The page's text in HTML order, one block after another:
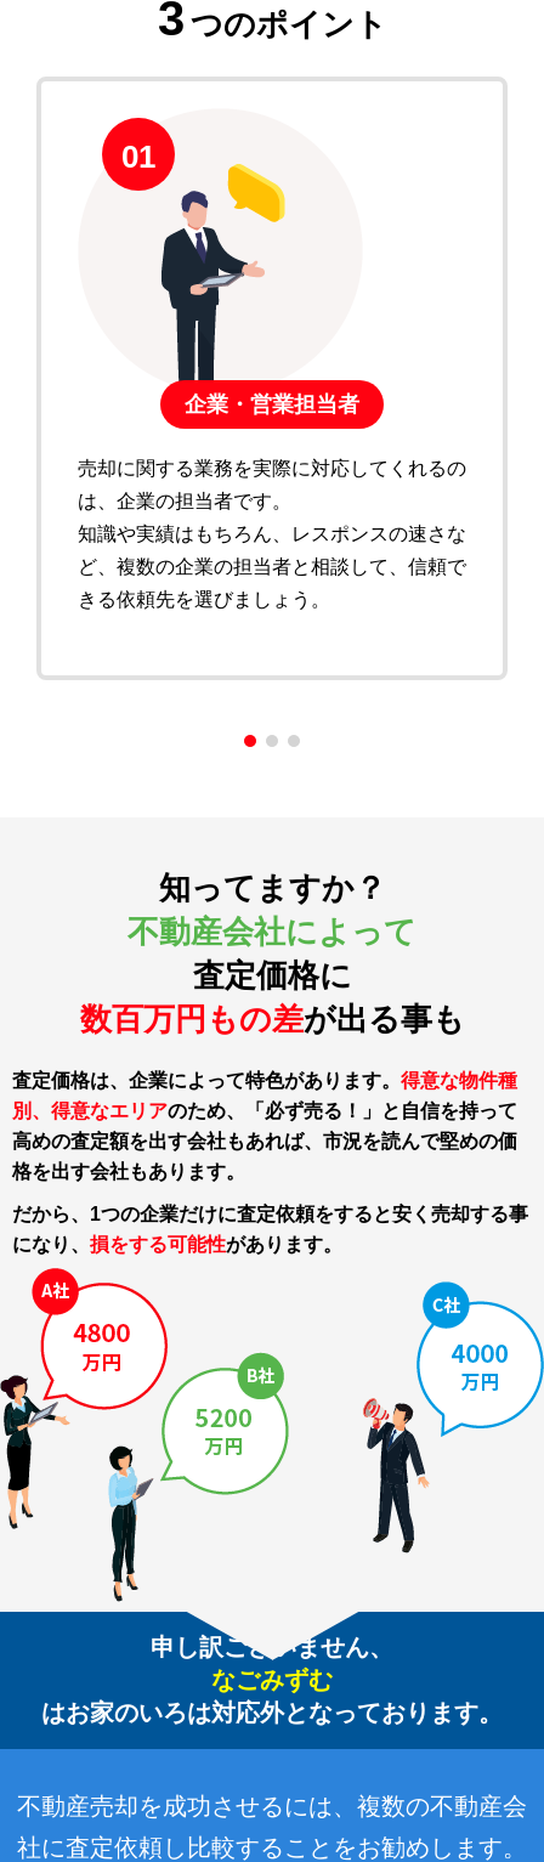
3 つのポイント
01
企業・営業担当者
売却に関する業務を実際に対応してくれるの
は、企業の担当者です。
知識や実績はもちろん、レスポンスの速さな
ど、複数の企業の担当者と相談して、信頼で
きる依頼先を選びましょう。
知ってますか？
不動産会社によって
査定価格に
数百万円もの差が出る事も
査定価格は、企業によって特色があります。 得意な物件種
別、得意なエリアのため、「必ず売る！」と自信を持って
高めの査定額を出す会社もあれば、市況を読んで堅めの価
格を出す会社もあります。
だから、1つの企業だけに査定依頼をすると安く売却する事
になり、 損をする可能性があります。
申し訳ございません、
なごみずむ
はお家のいろは対応外となっております。
不動産売却を成功させるには、複数の不動産会
社に査定依頼し比較することをお勧めします。